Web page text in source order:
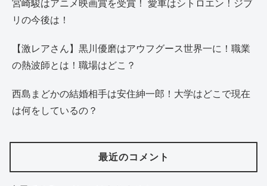
宮崎駿はアニメ映画賞を受賞！ 愛車はシトロエン！ジブ
リの今後は！
【激レアさん】黒川優磨はアウフグース世界一に！職業
の熱波師とは！職場はどこ？
西島まどかの結婚相手は安住紳一郎！大学はどこで現在
は何をしているの？
最近のコメント